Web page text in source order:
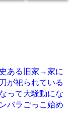
ある旧家→家に
が祀られている
って大騒動にな
バラごっこ始め